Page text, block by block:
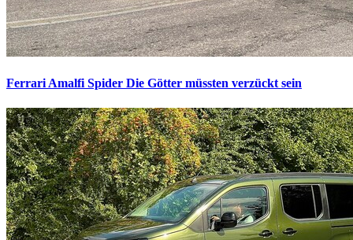
Ferrari Amalfi Spider Die Götter müssten verzückt sein